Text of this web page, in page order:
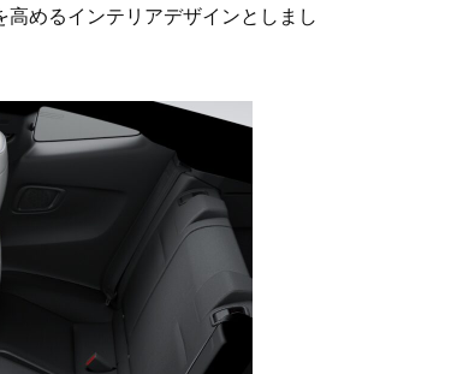
めるインテリアデザインとしまし